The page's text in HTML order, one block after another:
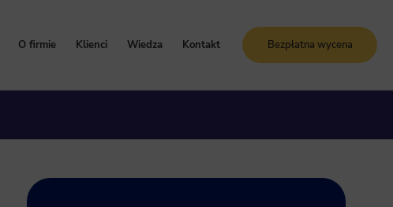
O firmie
Nagrody i certyfikaty
Klienci Wiedza Kontakt Bezpłatna wycena